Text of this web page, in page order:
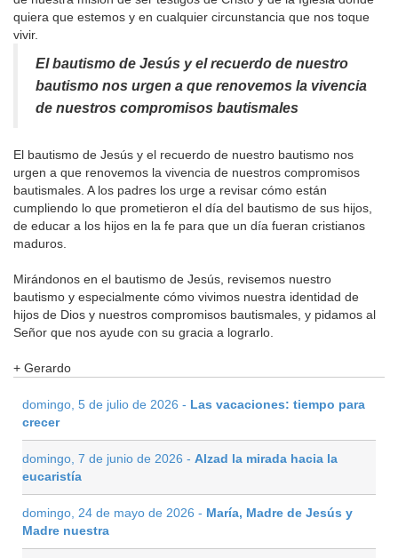
quiera que estemos y en cualquier circunstancia que nos toque
vivir.
El bautismo de Jesús y el recuerdo de nuestro
bautismo nos urgen a que renovemos la vivencia
de nuestros compromisos bautismales
El bautismo de Jesús y el recuerdo de nuestro bautismo nos
urgen a que renovemos la vivencia de nuestros compromisos
bautismales. A los padres los urge a revisar cómo están
cumpliendo lo que prometieron el día del bautismo de sus hijos,
de educar a los hijos en la fe para que un día fueran cristianos
maduros.
Mirándonos en el bautismo de Jesús, revisemos nuestro
bautismo y especialmente cómo vivimos nuestra identidad de
hijos de Dios y nuestros compromisos bautismales, y pidamos al
Señor que nos ayude con su gracia a lograrlo.
+ Gerardo
domingo, 5 de julio de 2026 - Las vacaciones: tiempo para
crecer
domingo, 7 de junio de 2026 - Alzad la mirada hacia la
eucaristía
domingo, 24 de mayo de 2026 - María, Madre de Jesús y
Madre nuestra